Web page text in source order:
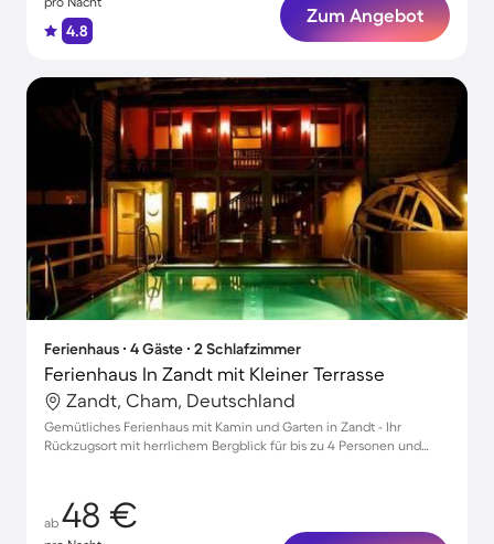
4.8
Zum Angebot
Ferienhaus ∙ 4 Gäste ∙ 2 Schlafzimmer
Ferienhaus In Zandt mit Kleiner Terrasse
Zandt, Cham, Deutschland
Gemütliches Ferienhaus mit Kamin und Garten in Zandt - Ihr
Rückzugsort mit herrlichem Bergblick für bis zu 4 Personen und
ab 48 €